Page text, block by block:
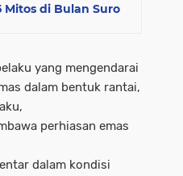
di Bulan Suro
yang mengendarai
dalam bentuk rantai,
perhiasan emas
dalam kondisi